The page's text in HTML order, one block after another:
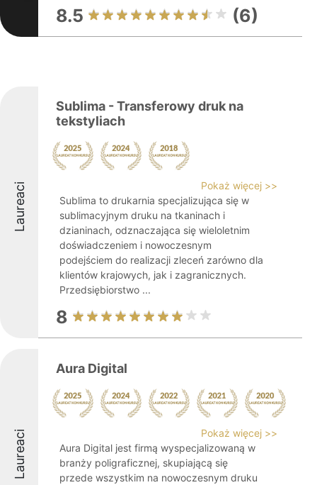
8.5 (6)
Laureaci
Sublima - Transferowy druk na
tekstyliach
Pokaż więcej >>
Sublima to drukarnia specjalizująca się w
sublimacyjnym druku na tkaninach i
dzianinach, odznaczająca się wieloletnim
doświadczeniem i nowoczesnym
podejściem do realizacji zleceń zarówno dla
klientów krajowych, jak i zagranicznych.
Przedsiębiorstwo ...
8
Laureaci
Aura Digital
Pokaż więcej >>
Aura Digital jest firmą wyspecjalizowaną w
branży poligraficznej, skupiającą się
przede wszystkim na nowoczesnym druku